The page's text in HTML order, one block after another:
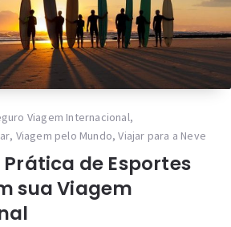
Viagem Internacional,
, Viagem pelo Mundo,Viajar para a Neve
de Esportes
sua Viagem